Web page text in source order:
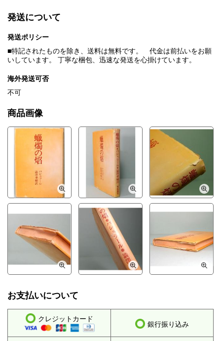
発送について
発送ポリシー
■特記されたものを除き、送料は無料です。 代金は前払いをお願
いしています。 丁寧な梱包、迅速な発送を心掛けています。
海外発送可否
不可
商品画像
お支払いについて
クレジットカード
銀行振り込み